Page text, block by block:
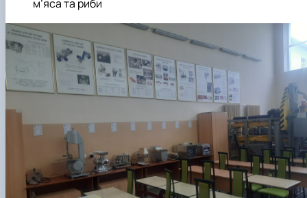
м’яса та риби